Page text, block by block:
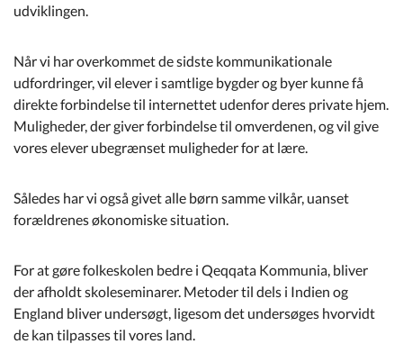
udviklingen.
Når vi har overkommet de sidste kommunikationale
udfordringer, vil elever i samtlige bygder og byer kunne få
direkte forbindelse til internettet udenfor deres private hjem.
Muligheder, der giver forbindelse til omverdenen, og vil give
vores elever ubegrænset muligheder for at lære.
Således har vi også givet alle børn samme vilkår, uanset
forældrenes økonomiske situation.
For at gøre folkeskolen bedre i Qeqqata Kommunia, bliver
der afholdt skoleseminarer. Metoder til dels i Indien og
England bliver undersøgt, ligesom det undersøges hvorvidt
de kan tilpasses til vores land.